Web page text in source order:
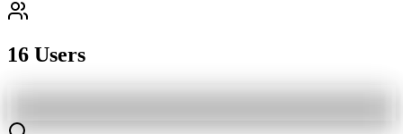
16 Users